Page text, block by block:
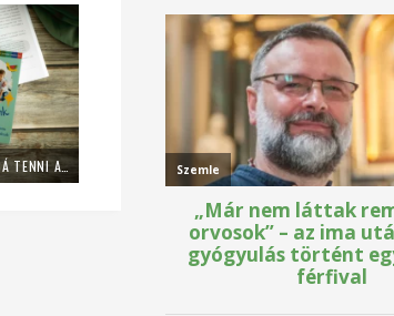
ÍGY TUDOD TARTALMASSÁ TENNI A CSALÁDI IMÁKAT – KÖNYVAJÁNLÓ